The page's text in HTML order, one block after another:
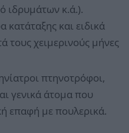
ιδρυμάτων κ.ά.).
κατάταξης και ειδικά
τους χειμερινούς μήνες
πτηνοτρόφοι,
γενικά άτομα που
επαφή με πουλερικά.